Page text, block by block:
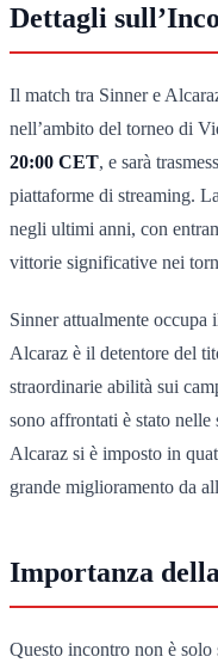
Dettagli
Il match tra Sinner e
nell’ambito del torneo di
20:00 CET, e sarà
piattaforme di streaming.
negli ultimi anni, con
vittorie significative nei
Sinner attualmente occupa
Alcaraz è il detentore del
straordinarie abilità sui
sono affrontati è stato nelle
Alcaraz si è imposto in
grande miglioramento da
Importanza
Questo incontro non è